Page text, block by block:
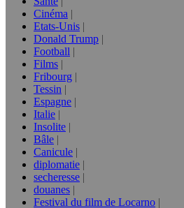
Cinéma
Etats-Unis
Donald Trump
Football
Films
Fribourg
Tessin
Espagne
Italie
Insolite
Bâle
Canicule
diplomatie
secheresse
douanes
Festival du film de Locarno